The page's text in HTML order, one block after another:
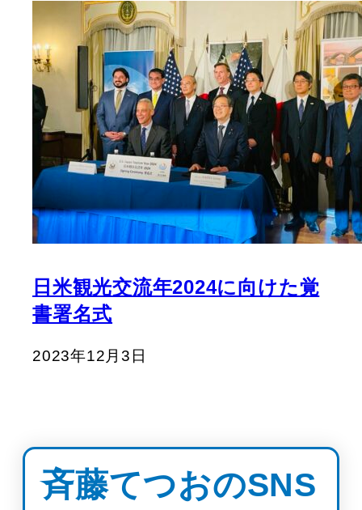
日米観光交流年2024に向けた覚
書署名式
2023年12月3日
斉藤てつおのSNS